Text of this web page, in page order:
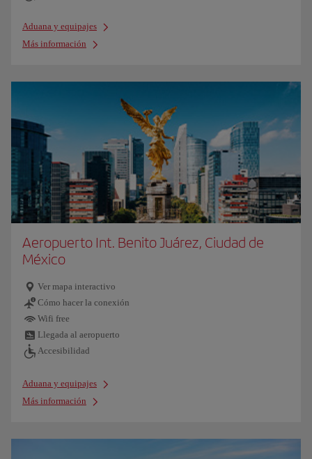
Aduana y equipajes
Más información
Aeropuerto Int. Benito Juárez, Ciudad de
México
Ver mapa interactivo
Cómo hacer la conexión
Wifi free
Llegada al aeropuerto
Accesibilidad
Aduana y equipajes
Más información